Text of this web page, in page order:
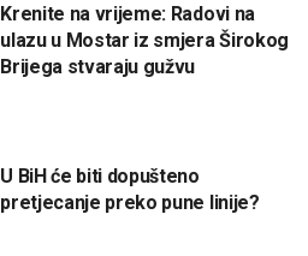
Krenite na vrijeme: Radovi na
ulazu u Mostar iz smjera Širokog
Brijega stvaraju gužvu
U BiH će biti dopušteno
pretjecanje preko pune linije?